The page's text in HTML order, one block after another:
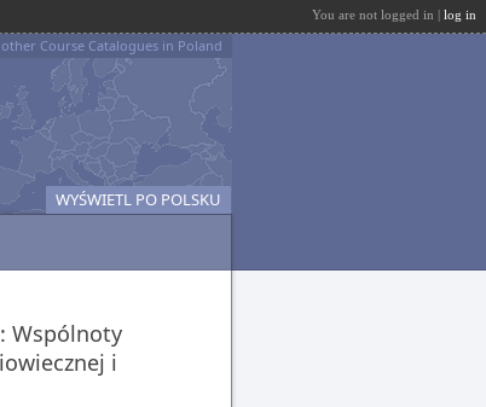
You are not logged in | log in
other Course Catalogues in Poland
WYŚWIETL PO POLSKU
Wspólnoty
i